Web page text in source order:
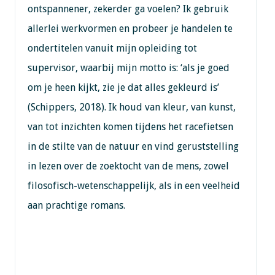
ontspannener, zekerder ga voelen? Ik gebruik
allerlei werkvormen en probeer je handelen te
ondertitelen vanuit mijn opleiding tot
supervisor, waarbij mijn motto is: ‘als je goed
om je heen kijkt, zie je dat alles gekleurd is’
(Schippers, 2018). Ik houd van kleur, van kunst,
van tot inzichten komen tijdens het racefietsen
in de stilte van de natuur en vind geruststelling
in lezen over de zoektocht van de mens, zowel
filosofisch-wetenschappelijk, als in een veelheid
aan prachtige romans.